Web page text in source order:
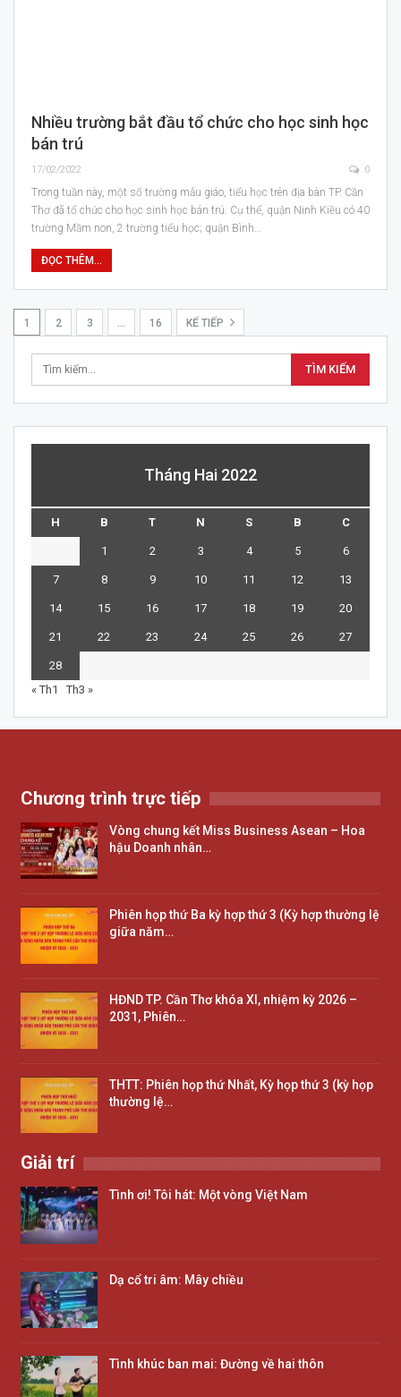
Nhiều trường bắt đầu tổ chức cho học sinh học
bán trú
17/02/2022 0
Trong tuần này, một số trường mẫu giáo, tiểu học trên địa bàn TP. Cần
Thơ đã tổ chức cho học sinh học bán trú. Cụ thể, quận Ninh Kiều có 40
trường Mầm non, 2 trường tiểu học; quận Bình…
ĐỌC THÊM...
1 2 3 … 16 KẾ TIẾP
Tháng Hai 2022
H B T N S B C
1 2 3 4 5 6
7 8 9 10 11 12 13
14 15 16 17 18 19 20
21 22 23 24 25 26 27
28
« Th1
Th3 »
Chương trình trực tiếp
Vòng chung kết Miss Business Asean – Hoa
hậu Doanh nhân…
Phiên họp thứ Ba kỳ hợp thứ 3 (Kỳ hợp thường lệ
giữa năm…
HĐND TP. Cần Thơ khóa XI, nhiệm kỳ 2026 –
2031, Phiên…
THTT: Phiên họp thứ Nhất, Kỳ họp thứ 3 (kỳ họp
thường lệ…
Giải trí
Tình ơi! Tôi hát: Một vòng Việt Nam
Dạ cổ tri âm: Mây chiều
Tình khúc ban mai: Đường về hai thôn